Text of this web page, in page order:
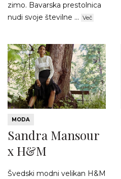
zimo. Bavarska prestolnica
nudi svoje številne ... Več
MODA
Sandra Mansour
x H&M
Švedski modni velikan H&M